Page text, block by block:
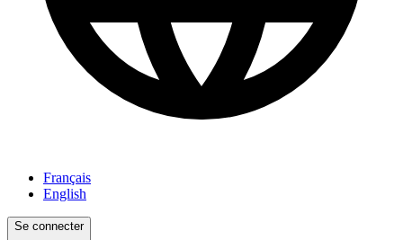
Français
English
Se connecter